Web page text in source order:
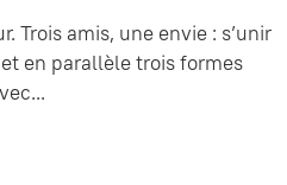
Trois amis, une envie : s’unir
en parallèle trois formes